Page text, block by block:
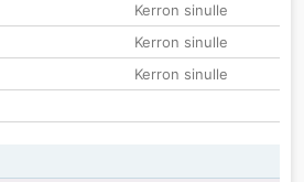
Kerron sinulle
Kerron sinulle
Kerron sinulle